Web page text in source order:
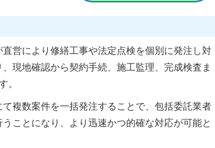
営により修繕工事や法定点検を個別に発注し対
現地確認から契約手続、施工監理、完成検査ま
。
複数案件を一括発注することで、包括委託業者
ことになり、より迅速かつ的確な対応が可能と